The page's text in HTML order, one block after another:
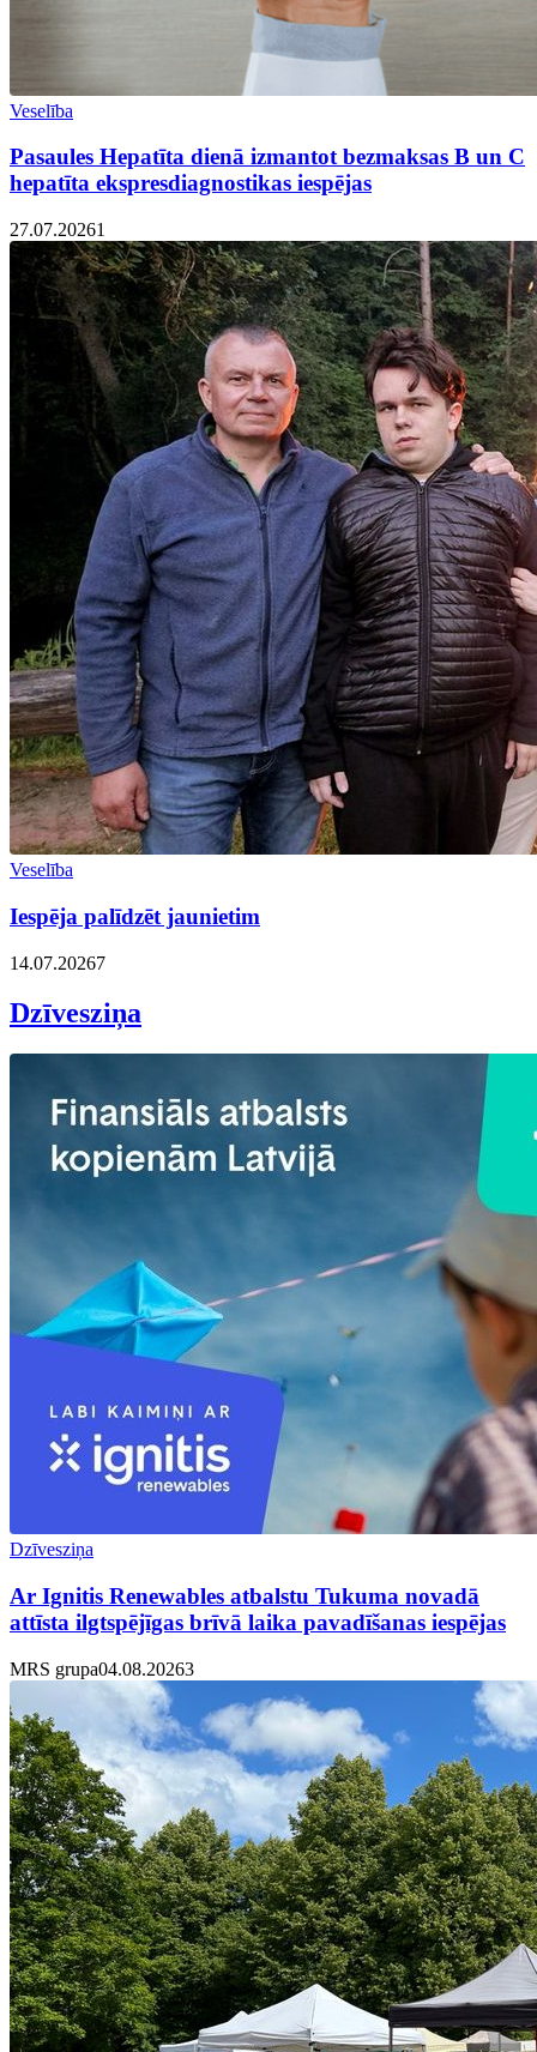
Veselība
Pasaules Hepatīta dienā izmantot bezmaksas B un C
hepatīta ekspresdiagnostikas iespējas
27.07.20261
Veselība
Iespēja palīdzēt jaunietim
14.07.20267
Dzīvesziņa
Dzīvesziņa
Ar Ignitis Renewables atbalstu Tukuma novadā
attīsta ilgtspējīgas brīvā laika pavadīšanas iespējas
MRS grupa04.08.20263